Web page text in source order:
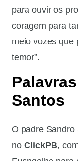
para ouvir os
coragem para
meio vozes que
temor”.
Santos
O padre Sandro
no ClickPB,